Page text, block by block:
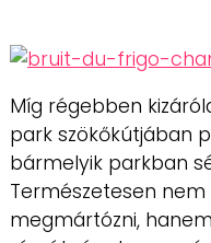
Míg régebben
park szökőkútjában
bármelyik parkban
Természetesen
megmártózni,